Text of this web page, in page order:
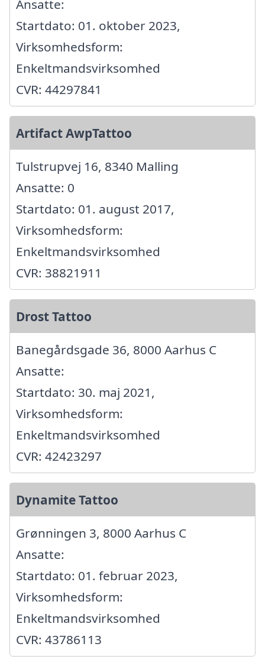
Ansatte:
Startdato: 01. oktober 2023,
Virksomhedsform:
Enkeltmandsvirksomhed
CVR: 44297841
Artifact AwpTattoo
Tulstrupvej 16, 8340 Malling
Ansatte: 0
Startdato: 01. august 2017,
Virksomhedsform:
Enkeltmandsvirksomhed
CVR: 38821911
Drost Tattoo
Banegårdsgade 36, 8000 Aarhus C
Ansatte:
Startdato: 30. maj 2021,
Virksomhedsform:
Enkeltmandsvirksomhed
CVR: 42423297
Dynamite Tattoo
Grønningen 3, 8000 Aarhus C
Ansatte:
Startdato: 01. februar 2023,
Virksomhedsform:
Enkeltmandsvirksomhed
CVR: 43786113